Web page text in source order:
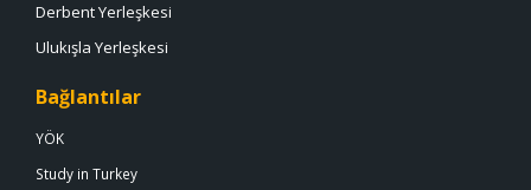
Derbent Yerleşkesi
Ulukışla Yerleşkesi
Bağlantılar
YÖK
Study in Turkey